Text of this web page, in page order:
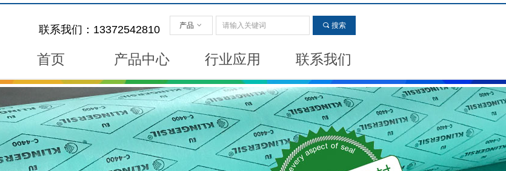
首页 产品中心 行业应用 联系我们
끠 搜索
产品 ꀁ
联系我们：13372542810